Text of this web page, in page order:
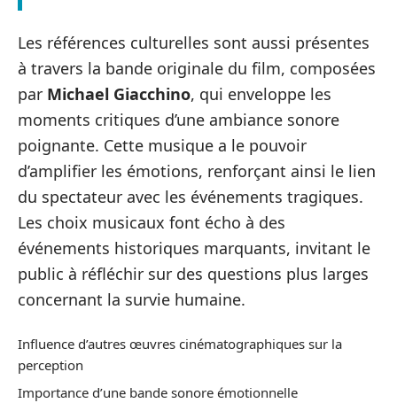
Les références culturelles sont aussi présentes
à travers la bande originale du film, composées
par Michael Giacchino, qui enveloppe les
moments critiques d’une ambiance sonore
poignante. Cette musique a le pouvoir
d’amplifier les émotions, renforçant ainsi le lien
du spectateur avec les événements tragiques.
Les choix musicaux font écho à des
événements historiques marquants, invitant le
public à réfléchir sur des questions plus larges
concernant la survie humaine.
Influence d’autres œuvres cinématographiques sur la
perception
Importance d’une bande sonore émotionnelle